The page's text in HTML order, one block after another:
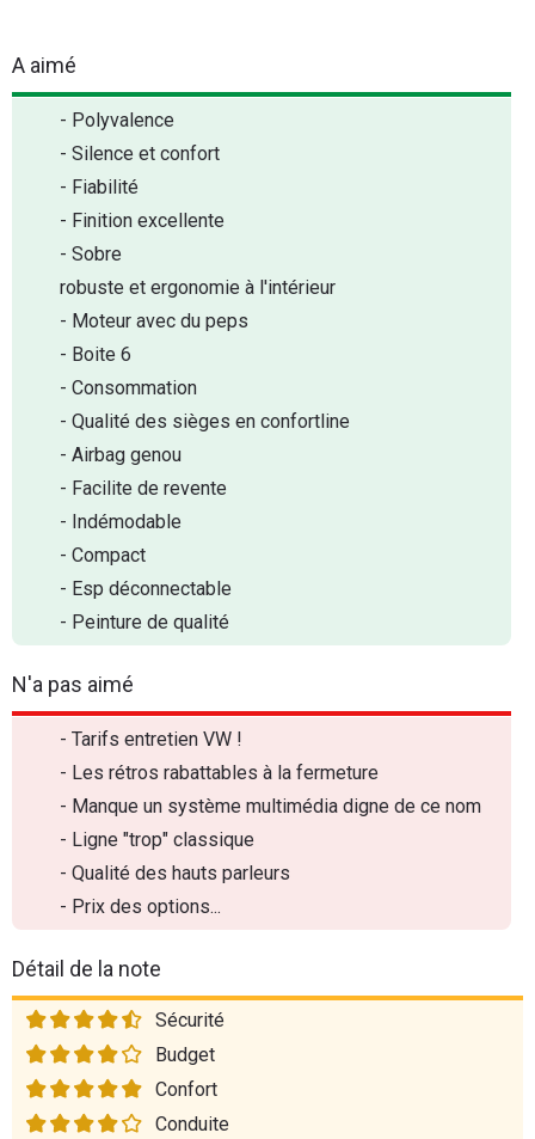
A aimé
- Polyvalence
- Silence et confort
- Fiabilité
- Finition excellente
- Sobre
robuste et ergonomie à l'intérieur
- Moteur avec du peps
- Boite 6
- Consommation
- Qualité des sièges en confortline
- Airbag genou
- Facilite de revente
- Indémodable
- Compact
- Esp déconnectable
- Peinture de qualité
N'a pas aimé
- Tarifs entretien VW !
- Les rétros rabattables à la fermeture
- Manque un système multimédia digne de ce nom
- Ligne "trop" classique
- Qualité des hauts parleurs
- Prix des options...
Détail de la note
Sécurité
Budget
Confort
Conduite